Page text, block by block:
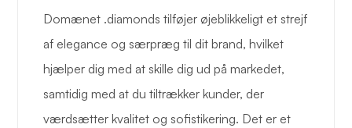
Domænet .diamonds tilføjer øjeblikkeligt et strejf
af elegance og særpræg til dit brand, hvilket
hjælper dig med at skille dig ud på markedet,
samtidig med at du tiltrækker kunder, der
værdsætter kvalitet og sofistikering. Det er et